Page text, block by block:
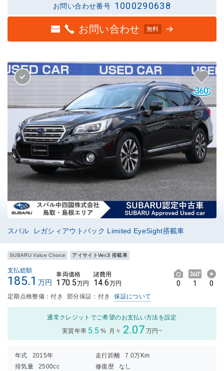
お問い合わせ番号 1000290638
お問い合わせ 無料
スバル レガシィアウトバック Limited EyeSight搭載車
SUBARU Value Choice アイサイトVer.3 搭載車
支払総額
185.1 万円
車両価格
170.5万円
諸費用
14.6万円 0 1 0
定期点検整備：付き 部分保証：付き 保証について
通常クレジットでご希望のお支払い方法を設定
実質年率 5.5 % 月々 2.07 万円~
年式 2015年 走行距離
7.0万Km
排気量
2500cc 修復歴
なし